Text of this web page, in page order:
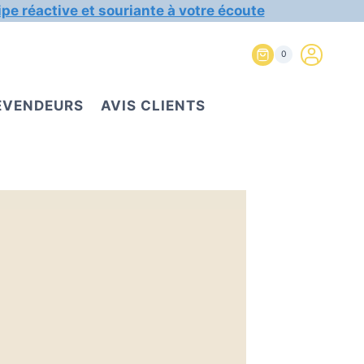
réactive et souriante à votre écoute
0
AVIS CLIENTS